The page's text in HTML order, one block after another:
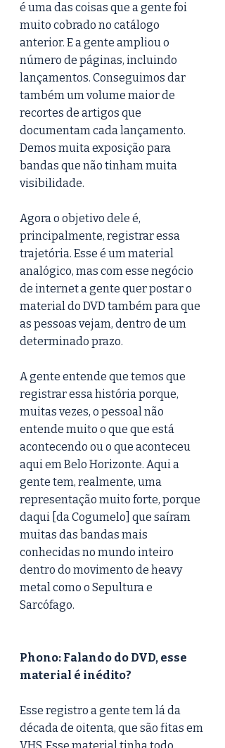
é uma das coisas que a gente foi
muito cobrado no catálogo
anterior. E a gente ampliou o
número de páginas, incluindo
lançamentos. Conseguimos dar
também um volume maior de
recortes de artigos que
documentam cada lançamento.
Demos muita exposição para
bandas que não tinham muita
visibilidade.
Agora o objetivo dele é,
principalmente, registrar essa
trajetória. Esse é um material
analógico, mas com esse negócio
de internet a gente quer postar o
material do DVD também para que
as pessoas vejam, dentro de um
determinado prazo.
A gente entende que temos que
registrar essa história porque,
muitas vezes, o pessoal não
entende muito o que que está
acontecendo ou o que aconteceu
aqui em Belo Horizonte. Aqui a
gente tem, realmente, uma
representação muito forte, porque
daqui [da Cogumelo] que saíram
muitas das bandas mais
conhecidas no mundo inteiro
dentro do movimento de heavy
metal como o Sepultura e
Sarcófago.
Phono: Falando do DVD, esse
material é inédito?
Esse registro a gente tem lá da
década de oitenta, que são fitas em